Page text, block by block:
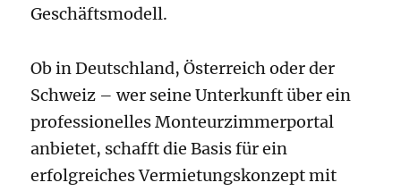
Geschäftsmodell.
Ob in Deutschland, Österreich oder der
Schweiz – wer seine Unterkunft über ein
professionelles Monteurzimmerportal
anbietet, schafft die Basis für ein
erfolgreiches Vermietungskonzept mit